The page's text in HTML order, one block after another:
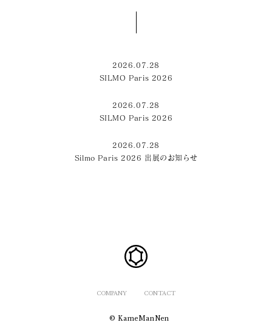
2026.07.28
SILMO Paris 2026
2026.07.28
SILMO Paris 2026
2026.07.28
Silmo Paris 2026 出展のお知らせ
COMPANY CONTACT
© KameManNen